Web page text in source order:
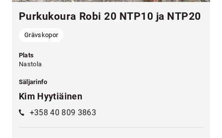
Purkukoura Robi 20 NTP10 ja NTP20
Grävskopor
Plats
Nastola
Säljarinfo
Kim Hyytiäinen
+358 40 809 3863